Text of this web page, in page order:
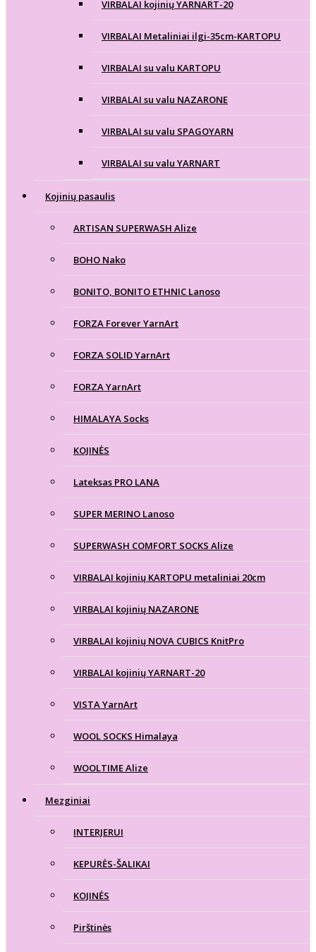
VIRBALAI kojinių YARNART-20
VIRBALAI Metaliniai ilgi-35cm-KARTOPU
VIRBALAI su valu KARTOPU
VIRBALAI su valu NAZARONE
VIRBALAI su valu SPAGOYARN
VIRBALAI su valu YARNART
Kojinių pasaulis
ARTISAN SUPERWASH Alize
BOHO Nako
BONITO, BONITO ETHNIC Lanoso
FORZA Forever YarnArt
FORZA SOLID YarnArt
FORZA YarnArt
HIMALAYA Socks
KOJINĖS
Lateksas PRO LANA
SUPER MERINO Lanoso
SUPERWASH COMFORT SOCKS Alize
VIRBALAI kojinių KARTOPU metaliniai 20cm
VIRBALAI kojinių NAZARONE
VIRBALAI kojinių NOVA CUBICS KnitPro
VIRBALAI kojinių YARNART-20
VISTA YarnArt
WOOL SOCKS Himalaya
WOOLTIME Alize
Mezginiai
INTERJERUI
KEPURĖS-ŠALIKAI
KOJINĖS
Pirštinės